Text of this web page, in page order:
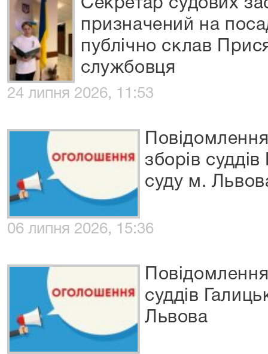
Секретар судових
призначений на
публічно склав
службовця
24 липня 2026, 11:53
зборів
суду м.
06 липня 2026, 15:36
суддів
Львова